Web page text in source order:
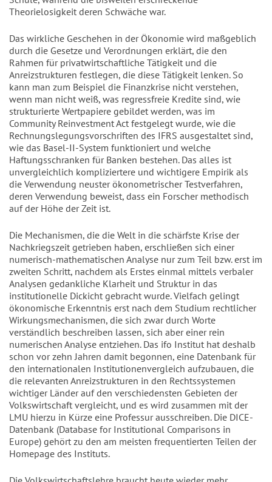
Theorielosigkeit deren Schwäche war.
Das wirkliche Geschehen in der Ökonomie wird maßgeblich
durch die Gesetze und Verordnungen erklärt, die den
Rahmen für privatwirtschaftliche Tätigkeit und die
Anreizstrukturen festlegen, die diese Tätigkeit lenken. So
kann man zum Beispiel die Finanzkrise nicht verstehen,
wenn man nicht weiß, was regressfreie Kredite sind, wie
strukturierte Wertpapiere gebildet werden, was im
Community Reinvestment Act festgelegt wurde, wie die
Rechnungslegungsvorschriften des IFRS ausgestaltet sind,
wie das Basel-II-System funktioniert und welche
Haftungsschranken für Banken bestehen. Das alles ist
unvergleichlich kompliziertere und wichtigere Empirik als
die Verwendung neuster ökonometrischer Testverfahren,
deren Verwendung beweist, dass ein Forscher methodisch
auf der Höhe der Zeit ist.
Die Mechanismen, die die Welt in die schärfste Krise der
Nachkriegszeit getrieben haben, erschließen sich einer
numerisch-mathematischen Analyse nur zum Teil bzw. erst im
zweiten Schritt, nachdem als Erstes einmal mittels verbaler
Analysen gedankliche Klarheit und Struktur in das
institutionelle Dickicht gebracht wurde. Vielfach gelingt
ökonomische Erkenntnis erst nach dem Studium rechtlicher
Wirkungsmechanismen, die sich zwar durch Worte
verständlich beschreiben lassen, sich aber einer rein
numerischen Analyse entziehen. Das ifo Institut hat deshalb
schon vor zehn Jahren damit begonnen, eine Datenbank für
den internationalen Institutionenvergleich aufzubauen, die
die relevanten Anreizstrukturen in den Rechtssystemen
wichtiger Länder auf den verschiedensten Gebieten der
Volkswirtschaft vergleicht, und es wird zusammen mit der
LMU hierzu in Kürze eine Professur ausschreiben. Die DICE-
Datenbank (Database for Institutional Comparisons in
Europe) gehört zu den am meisten frequentierten Teilen der
Homepage des Instituts.